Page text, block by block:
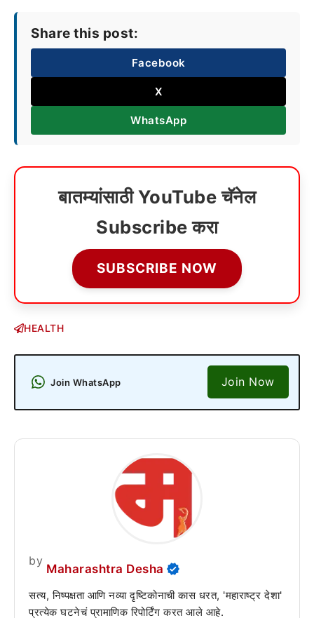
Share this post:
Facebook
X
WhatsApp
बातम्यांसाठी YouTube चॅनेल
Subscribe करा
SUBSCRIBE NOW
HEALTH
Join WhatsApp Join Now
by
Maharashtra Desha
सत्य, निष्पक्षता आणि नव्या दृष्टिकोनाची कास धरत, 'महाराष्ट्र देशा'
प्रत्येक घटनेचं प्रामाणिक रिपोर्टिंग करत आले आहे.